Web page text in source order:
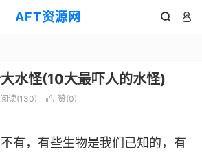
AFT资源网  
水怪(10大最吓人的水怪)
阅读(130)  赞(0)
有，有些生物是我们已知的，有